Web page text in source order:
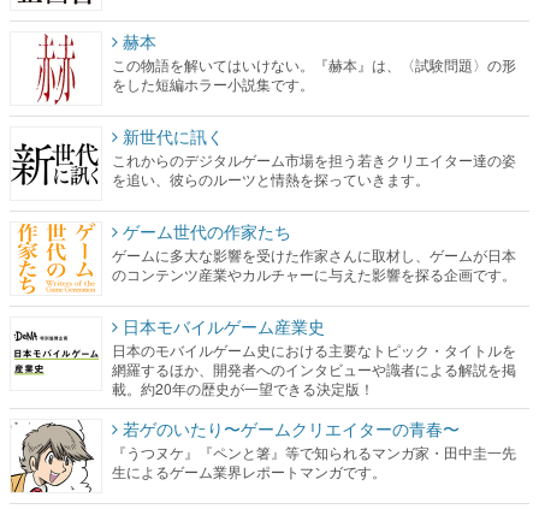
赫本
この物語を解いてはいけない。『赫本』は、〈試験問題〉の形
をした短編ホラー小説集です。
新世代に訊く
これからのデジタルゲーム市場を担う若きクリエイター達の姿
を追い、彼らのルーツと情熱を探っていきます。
ゲーム世代の作家たち
ゲームに多大な影響を受けた作家さんに取材し、ゲームが日本
のコンテンツ産業やカルチャーに与えた影響を探る企画です。
日本モバイルゲーム産業史
日本のモバイルゲーム史における主要なトピック・タイトルを
網羅するほか、開発者へのインタビューや識者による解説を掲
載。約20年の歴史が一望できる決定版！
若ゲのいたり〜ゲームクリエイターの青春〜
『うつヌケ』『ペンと箸』等で知られるマンガ家・田中圭一先
生によるゲーム業界レポートマンガです。